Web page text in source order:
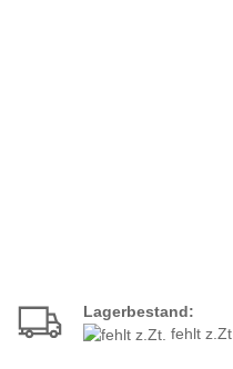
Lagerbestand:
fehlt z.Zt.